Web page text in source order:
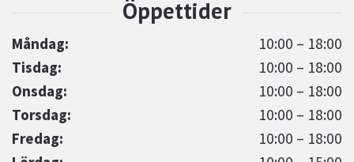
Måndag:
10:00 – 18:00
Tisdag:
10:00 – 18:00
Onsdag:
10:00 – 18:00
Torsdag:
10:00 – 18:00
Fredag:
10:00 – 18:00